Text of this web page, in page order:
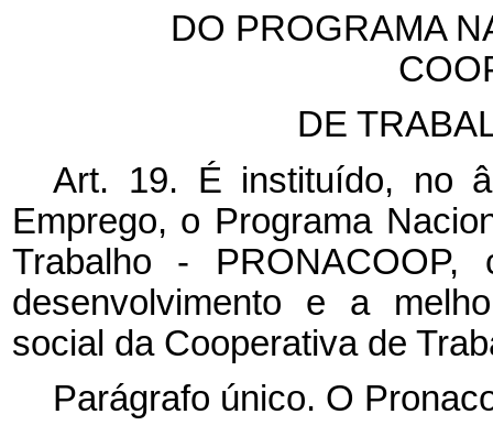
DO PROGRAMA
DE
Art. 19. É instituído, no
Emprego, o Programa
Trabalho -
desenvolvimento e a
social da Cooperativa de
Parágrafo único. O